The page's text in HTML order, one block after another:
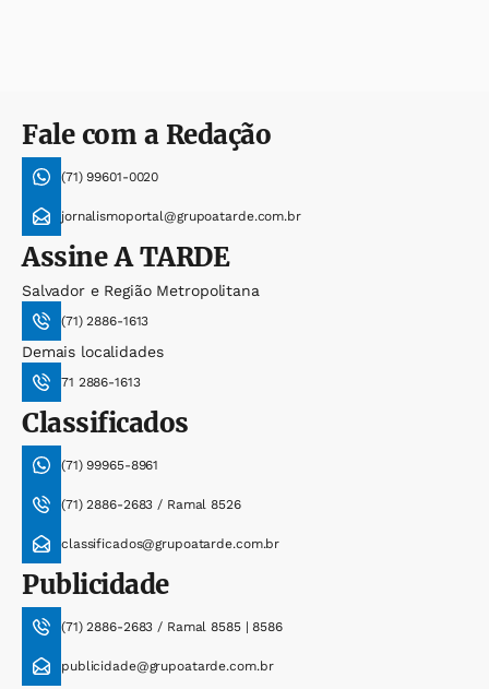
Fale com a Redação
(71) 99601-0020
jornalismoportal@grupoatarde.com.br
AssineA TARDE
Salvador e Região Metropolitana
(71) 2886-1613
Demais localidades
71 2886-1613
Classificados
(71) 99965-8961
(71) 2886-2683 / Ramal 8526
classificados@grupoatarde.com.br
Publicidade
(71) 2886-2683 / Ramal 8585 | 8586
publicidade@grupoatarde.com.br